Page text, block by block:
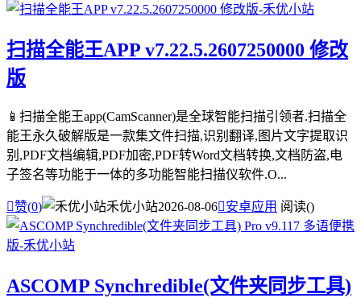
扫描全能王APP v7.22.5.2607250000 修改
版
📱扫描全能王app(CamScanner)是全球智能扫描引领者.扫描全
能王永久破解版是一款集文件扫描,识别翻译,图片文字提取识
别,PDF文档编辑,PDF加密,PDF转Word文档转换,文档防盗,电
子签名等功能于一体的多功能智能扫描仪软件.O...
赞(0) 禾优小站2026-08-06安卓应用 阅读()
ASCOMP Synchredible(文件夹同步工具)